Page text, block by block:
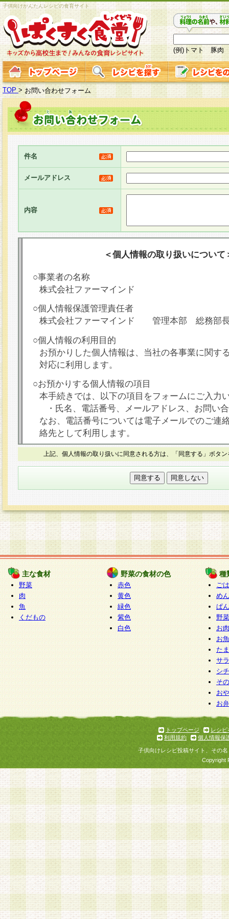
子供向けかんたんレシピの食育サイト
(例)トマト 豚肉
TOP > お問い合わせフォーム
件名
メールアドレス
内容
＜個人情報の取り扱いについて
○事業者の名称
株式会社ファーマインド
○個人情報保護管理責任者
株式会社ファーマインド 管理本部 総務部
○個人情報の利用目的
お預かりした個人情報は、当社の各事業に関す
対応に利用します。
○お預かりする個人情報の項目
本手続きでは、以下の項目をフォームにご入力
・氏名、電話番号、メールアドレス、お問い
なお、電話番号については電子メールでのご連
絡先として利用します。
○本人が容易に認識できない方法による個人情報
本フォームでは、セッション管理のためCookie
○個人情報の第三者提供について
力いただく個人情報は第三者に提供しません。
○個人情報の委託について
個人情報の取り扱いを外部に委託する場合は、
情報管理基準を満たす企業を選定して委託を行
が行われるよう監督します。
○開示対象個人情報の開示等および問い合わせ窓口
本人からの求めにより、当社が本件により取得
報の利用目的の通知・開示・内容の訂正・追加
停止・消去及び第三者への提供の禁止（以下、
といいます。）に応じます。
開示等に応じる窓口は以下になります。
ぱくすく食堂個人情報お客様相談窓口 paku-
m
個人情報を与えることは任意ですが、個人情報
意をいただけない場合には、当社のサービスの
お問い合わせ・ご相談への対応ができない場合
上記、個人情報の取り扱いに同意される方は、「同意する」ボタ
主な食材
野菜
肉
魚
くだもの
野菜の食材の色
赤色
黄色
緑色
紫色
白色
種
ご
めん
ぱん
野
お
お
た
サ
シ
そ
お
お
トップページ
レシピ
利用規約
個人情報保
子供向けレシピ投稿サイト、その
Copyright